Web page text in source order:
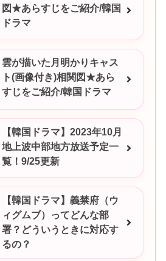
図★あらすじをご紹介/韓国
ドラマ
雲が描いた月明かりキャス
ト(画像付き)相関図★あら
すじをご紹介/韓国ドラマ
【韓国ドラマ】2023年10月
地上波中部地方放送予定一
覧！9/25更新
【韓国ドラマ】義禁府（ウ
ィグムブ）ってどんな部
署？どういうときに対応す
るの？